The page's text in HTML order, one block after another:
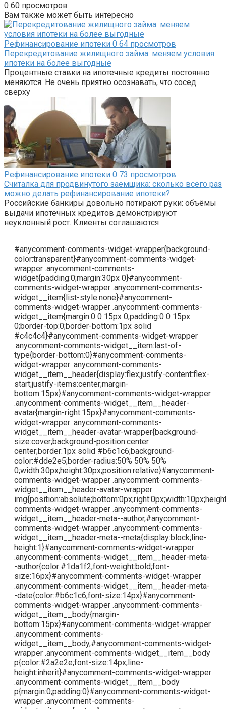
0 60 просмотров
Вам также может быть интересно
Рефинансирование ипотеки 0 64 просмотров
Перекредитование жилищного займа: меняем условия
ипотеки на более выгодные
Процентные ставки на ипотечные кредиты постоянно
меняются. Не очень приятно осознавать, что сосед
сверху
Рефинансирование ипотеки 0 73 просмотров
Считалка для продвинутого заёмщика: сколько всего раз
можно делать рефинансирование ипотеки?
Российские банкиры довольно потирают руки: объёмы
выдачи ипотечных кредитов демонстрируют
неуклонный рост. Клиенты соглашаются
#anycomment-comments-widget-wrapper{background-
color:transparent}#anycomment-comments-widget-
wrapper .anycomment-comments-
widget{padding:0;margin:30px 0}#anycomment-
comments-widget-wrapper .anycomment-comments-
widget__item{list-style:none}#anycomment-
comments-widget-wrapper .anycomment-comments-
widget__item{margin:0 0 15px 0;padding:0 0 15px
0;border-top:0;border-bottom:1px solid
#c4c4c4}#anycomment-comments-widget-wrapper
.anycomment-comments-widget__item:last-of-
type{border-bottom:0}#anycomment-comments-
widget-wrapper .anycomment-comments-
widget__item__header{display:flex;justify-content:flex-
start;justify-items:center;margin-
bottom:15px}#anycomment-comments-widget-wrapper
.anycomment-comments-widget__item__header-
avatar{margin-right:15px}#anycomment-comments-
widget-wrapper .anycomment-comments-
widget__item__header-avatar-wrapper{background-
size:cover;background-position:center
center;border:1px solid #b6c1c6;background-
color:#dde2e5;border-radius:50% 50% 50%
0;width:30px;height:30px;position:relative}#anycomment-
comments-widget-wrapper .anycomment-comments-
widget__item__header-avatar-wrapper
comments-widget-wrapper .anycomment-comments-
widget__item__header-meta--author,#anycomment-
comments-widget-wrapper .anycomment-comments-
widget__item__header-meta--meta{display:block;line-
height:1}#anycomment-comments-widget-wrapper
.anycomment-comments-widget__item__header-meta-
-author{color:#1da1f2;font-weight:bold;font-
size:16px}#anycomment-comments-widget-wrapper
.anycomment-comments-widget__item__header-meta-
-date{color:#b6c1c6;font-size:14px}#anycomment-
comments-widget-wrapper .anycomment-comments-
widget__item__body{margin-
bottom:15px}#anycomment-comments-widget-wrapper
.anycomment-comments-
widget__item__body,#anycomment-comments-widget-
wrapper .anycomment-comments-widget__item__body
p{color:#2a2e2e;font-size:14px;line-
height:inherit}#anycomment-comments-widget-wrapper
.anycomment-comments-widget__item__body
p{margin:0;padding:0}#anycomment-comments-widget-
wrapper .anycomment-comments-